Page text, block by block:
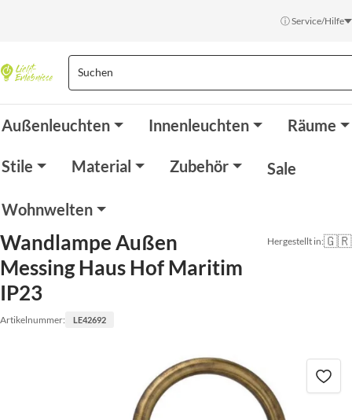
ⓘ Service/Hilfe
Außenleuchten Innenleuchten Räume
Stile Material Zubehör Sale
Wohnwelten
Wandlampe Außen
Messing Haus Hof Maritim
IP23
Artikelnummer: LE42692
Hergestellt in:🇬🇷